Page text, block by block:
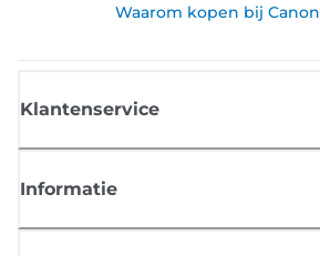
Waarom kopen bij Canon
Klantenservice
Informatie